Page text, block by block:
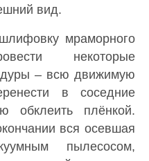
вид.
мраморного
некоторые
– всю движимую
в соседние
обклеить плёнкой.
вся осевшая
пылесосом,